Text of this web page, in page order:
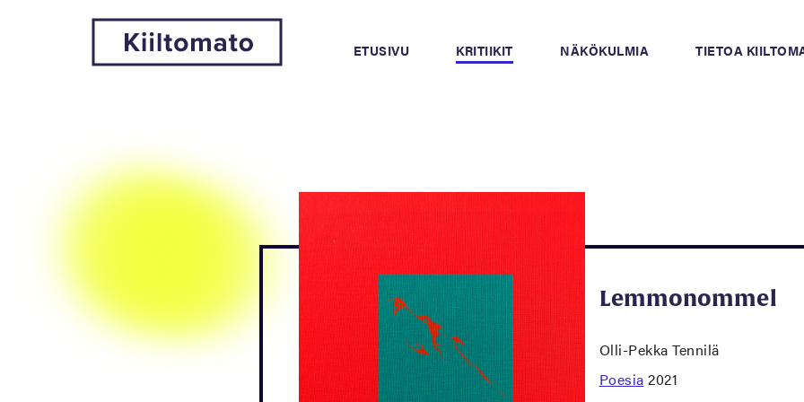
ETUSIVU KRITIIKIT NÄKÖKULMIA TIETOA
Lemmonommel
Olli-Pekka Tennilä
Poesia 2021